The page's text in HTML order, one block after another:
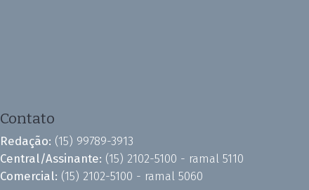
Contato
Redação: (15) 99789-3913
Central/Assinante: (15) 2102-5100 - ramal 5110
Comercial: (15) 2102-5100 - ramal 5060